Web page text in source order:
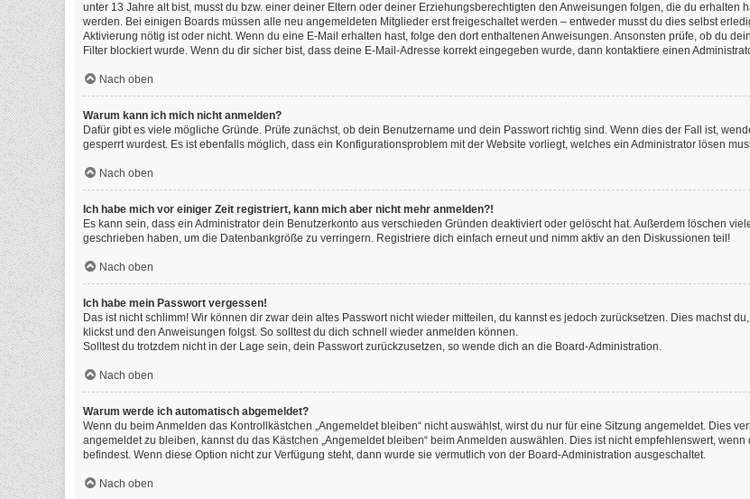
unter 13 Jahre alt bist, musst du bzw. einer deiner Eltern oder deiner Erziehungsberechtigten den Anweisungen folgen, die du erhalten
werden. Bei einigen Boards müssen alle neu angemeldeten Mitglieder erst freigeschaltet werden – entweder musst du dies selbst
Aktivierung nötig ist oder nicht. Wenn du eine E-Mail erhalten hast, folge den dort enthaltenen Anweisungen. Ansonsten prüfe, ob du
Filter blockiert wurde. Wenn du dir sicher bist, dass deine E-Mail-Adresse korrekt eingegeben wurde, dann kontaktiere einen
Nach oben
Warum kann ich mich nicht anmelden?
Dafür gibt es viele mögliche Gründe. Prüfe zunächst, ob dein Benutzername und dein Passwort richtig sind. Wenn dies der Fall ist,
gesperrt wurdest. Es ist ebenfalls möglich, dass ein Konfigurationsproblem mit der Website vorliegt, welches ein Administrator lösen
Nach oben
Ich habe mich vor einiger Zeit registriert, kann mich aber nicht mehr anmelden?!
Es kann sein, dass ein Administrator dein Benutzerkonto aus verschieden Gründen deaktiviert oder gelöscht hat. Außerdem löschen
geschrieben haben, um die Datenbankgröße zu verringern. Registriere dich einfach erneut und nimm aktiv an den Diskussionen teil!
Nach oben
Ich habe mein Passwort vergessen!
Das ist nicht schlimm! Wir können dir zwar dein altes Passwort nicht wieder mitteilen, du kannst es jedoch zurücksetzen. Dies machst
klickst und den Anweisungen folgst. So solltest du dich schnell wieder anmelden können.
Solltest du trotzdem nicht in der Lage sein, dein Passwort zurückzusetzen, so wende dich an die Board-Administration.
Nach oben
Warum werde ich automatisch abgemeldet?
Wenn du beim Anmelden das Kontrollkästchen „Angemeldet bleiben“ nicht auswählst, wirst du nur für eine Sitzung angemeldet. Dies
angemeldet zu bleiben, kannst du das Kästchen „Angemeldet bleiben“ beim Anmelden auswählen. Dies ist nicht empfehlenswert,
befindest. Wenn diese Option nicht zur Verfügung steht, dann wurde sie vermutlich von der Board-Administration ausgeschaltet.
Nach oben